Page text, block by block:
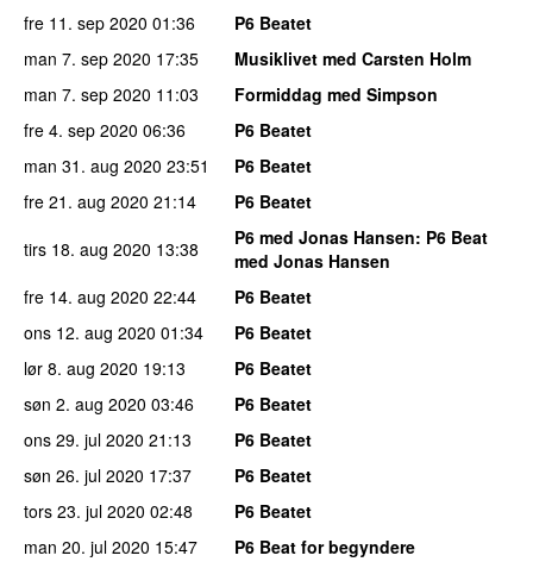
fre 11. sep 2020 01:36
P6 Beatet
man 7. sep 2020 17:35
Musiklivet med Carsten Holm
man 7. sep 2020 11:03
Formiddag med Simpson
fre 4. sep 2020 06:36
P6 Beatet
man 31. aug 2020 23:51
P6 Beatet
fre 21. aug 2020 21:14
P6 Beatet
tirs 18. aug 2020 13:38 P6 med Jonas Hansen: P6 Beat
med Jonas Hansen
fre 14. aug 2020 22:44
P6 Beatet
ons 12. aug 2020 01:34
P6 Beatet
lør 8. aug 2020 19:13
P6 Beatet
søn 2. aug 2020 03:46
P6 Beatet
ons 29. jul 2020 21:13
P6 Beatet
søn 26. jul 2020 17:37
P6 Beatet
tors 23. jul 2020 02:48
P6 Beatet
man 20. jul 2020 15:47
P6 Beat for begyndere